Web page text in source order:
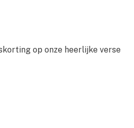
op onze heerlijke verse